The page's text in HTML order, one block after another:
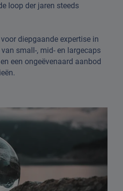
loop der jaren steeds
diepgaande expertise in
small-, mid- en largecaps
een ongeëvenaard aanbod